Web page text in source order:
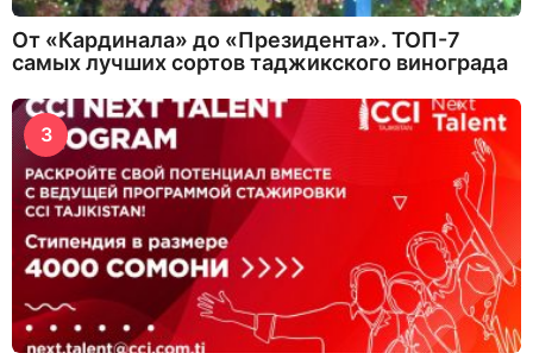
От «Кардинала» до «Президента». ТОП-7
самых лучших сортов таджикского винограда
3